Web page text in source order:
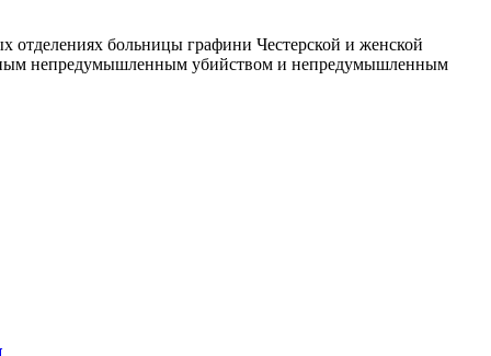
отделениях больницы графини Честерской и женской
непредумышленным убийством и непредумышленным